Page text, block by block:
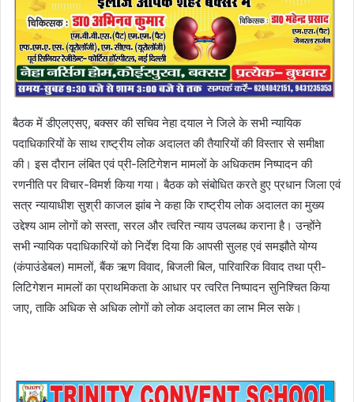
बैठक में डीएलएसए, बक्सर की सचिव नेहा दयाल ने जिले के सभी न्यायिक
पदाधिकारियों के साथ राष्ट्रीय लोक अदालत की तैयारियों की विस्तार से समीक्षा
की। इस दौरान लंबित एवं प्री-लिटिगेशन मामलों के अधिकतम निष्पादन की
रणनीति पर विचार-विमर्श किया गया। बैठक को संबोधित करते हुए प्रधान जिला एवं
सत्र न्यायाधीश सुश्री काजल झांब ने कहा कि राष्ट्रीय लोक अदालत का मुख्य
उद्देश्य आम लोगों को सस्ता, सरल और त्वरित न्याय उपलब्ध कराना है। उन्होंने
सभी न्यायिक पदाधिकारियों को निर्देश दिया कि आपसी सुलह एवं समझौते योग्य
(कंपाउंडेबल) मामलों, बैंक ऋण विवाद, बिजली बिल, पारिवारिक विवाद तथा प्री-
लिटिगेशन मामलों का प्राथमिकता के आधार पर त्वरित निष्पादन सुनिश्चित किया
जाए, ताकि अधिक से अधिक लोगों को लोक अदालत का लाभ मिल सके।